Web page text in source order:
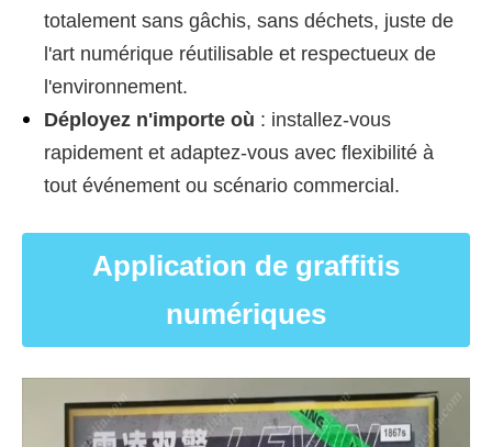
totalement sans gâchis, sans déchets, juste de
l'art numérique réutilisable et respectueux de
l'environnement.
Déployez n'importe où : installez-vous
rapidement et adaptez-vous avec flexibilité à
tout événement ou scénario commercial.
Application de graffitis
numériques